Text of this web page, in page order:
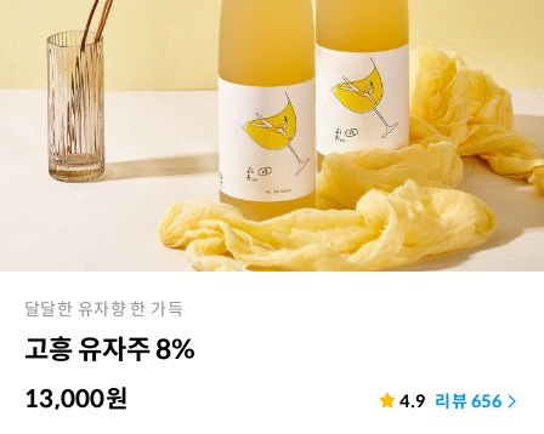
달달한 유자향 한 가득
고흥 유자주 8%
13,000원 4.9 리뷰656